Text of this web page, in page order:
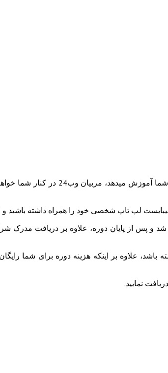
در طول کارگاه علاوه بر اینکه
لپ تاپ شخصی خود را همراه داشته باشید و
و پس از پایان دوره، علاوه بر دریافت مدرک
علاوه بر اینکه هزینه دوره برای شما
نمایید.